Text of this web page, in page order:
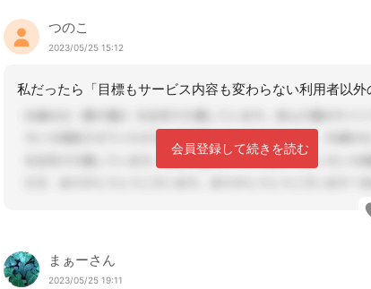
つのこ
2023/05/25 15:12
会員登録して続きを読む
まぁーさん
2023/05/25 19:11